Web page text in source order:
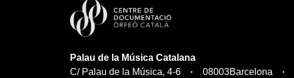
Palau de la Música Catalana
C/ Palau de la Música, 4-6
08003Barcelona